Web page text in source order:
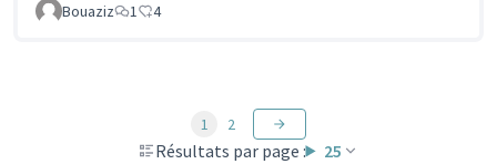
Bouaziz
1 4
Résultats par page : 25
1 2